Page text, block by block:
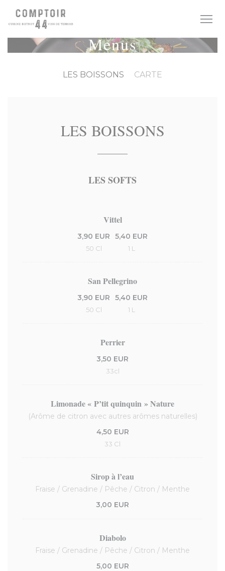
Personalizing your cookie choices
Menus
LES BOISSONS CARTE
LES BOISSONS
LES SOFTS
Vittel
3,90 EUR
50 Cl
5,40 EUR
1 L
San Pellegrino
3,90 EUR
50 Cl
5,40 EUR
1 L
Perrier
3,50 EUR
33cl
Limonade « P’tit quinquin » Nature
(Arôme de citron avec autres arômes naturelles)
4,50 EUR
33 Cl
Sirop à l’eau
Fraise / Grenadine / Pêche / Citron / Menthe
3,00 EUR
Diabolo
Fraise / Grenadine / Pêche / Citron / Menthe
5,00 EUR